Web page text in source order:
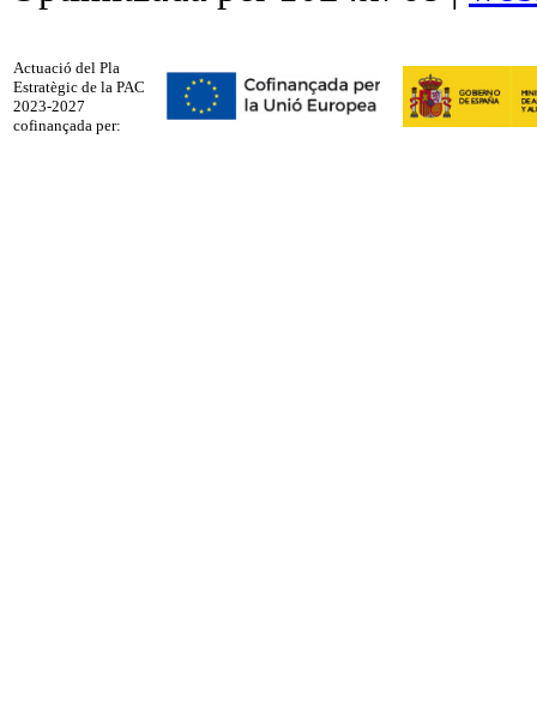
Actuació del Pla
Estratègic de la PAC
2023-2027
cofinançada per: